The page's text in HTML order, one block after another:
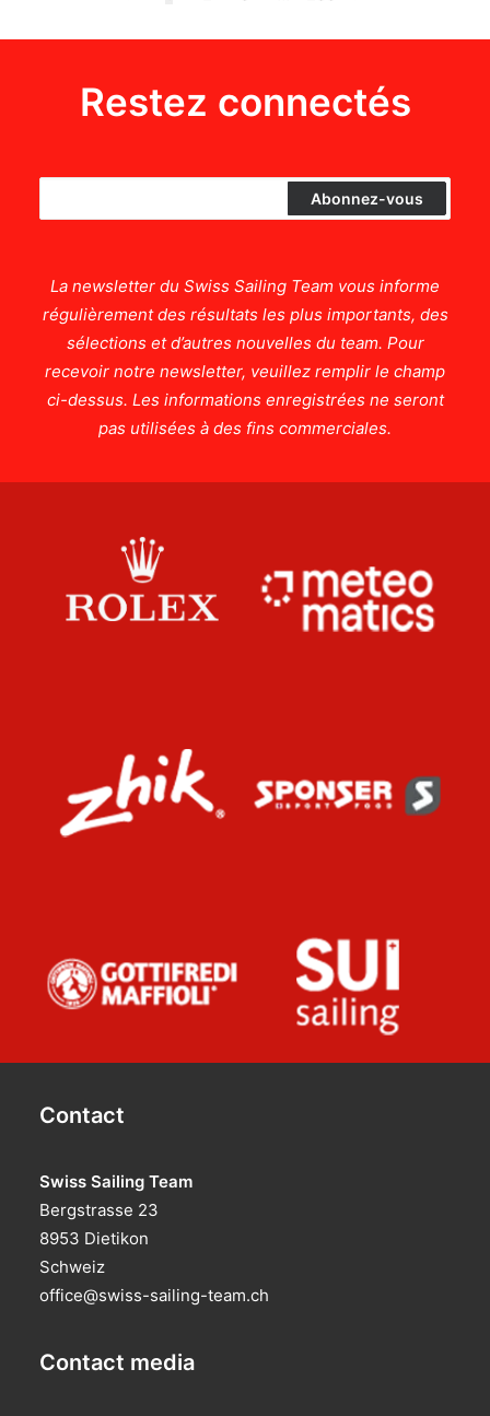
Restez connectés
La newsletter du Swiss Sailing Team vous informe
régulièrement des résultats les plus importants, des
sélections et d’autres nouvelles du team. Pour
recevoir notre newsletter, veuillez remplir le champ
ci-dessus. Les informations enregistrées ne seront
pas utilisées à des fins commerciales.
Contact
Swiss Sailing Team
Bergstrasse 23
8953 Dietikon
Schweiz
office@swiss-sailing-team.ch
Contact media